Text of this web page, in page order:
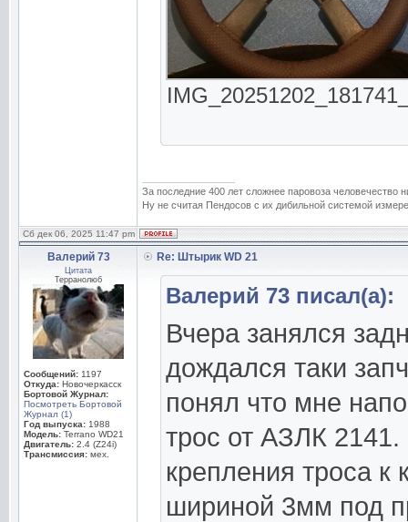
За последние 400 лет сложнее паровоза человечество
Ну не считая Пендосов с их дибильной системой
Сб дек 06, 2025 11:47 pm
Валерий 73
Цитата
Терранолюб
Сообщений: 1197
Откуда: Новочеркасск
Бортовой Журнал:
Посмотреть Бортовой
Журнал (1)
Год выпуска: 1988
Модель: Terrano WD21
Двигатель: 2.4 (Z24i)
Трансмиссия: мех.
Re: Штырик WD 21
Валерий 73 писал(а):
Вчера занялся
дождался таки
понял что мне
трос от АЗЛК
крепления троса к
шириной 3мм под